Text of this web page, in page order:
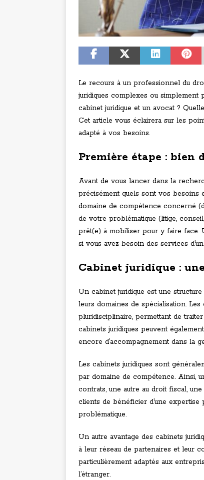
Le recours à un professionnel du
juridiques complexes ou
cabinet juridique et un avocat ?
Cet article vous éclairera sur les
adapté à vos besoins.
Première étape : bien
Avant de vous lancer dans la
précisément quels sont vos besoins
domaine de compétence concerné
de votre problématique (litige,
prêt(e) à mobiliser pour y faire face.
si vous avez besoin des services d’un
Cabinet juridique :
Un cabinet juridique est une
leurs domaines de spécialisation.
pluridisciplinaire, permettant de
cabinets juridiques peuvent
encore d’accompagnement dans la
Les cabinets juridiques sont
par domaine de compétence. Ainsi,
contrats, une autre au droit fiscal,
clients de bénéficier d’une
problématique.
Un autre avantage des cabinets
à leur réseau de partenaires et leur
particulièrement adaptés aux
l’étranger.